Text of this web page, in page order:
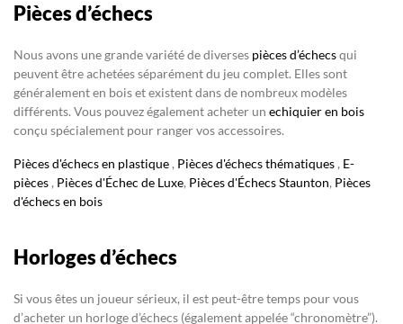
Pièces d’échecs
Nous avons une grande variété de diverses pièces d’échecsqui
peuvent être achetées séparément du jeu complet. Elles sont
généralement en bois et existent dans de nombreux modèles
différents. Vous pouvez également acheter un echiquier en bois
conçu spécialement pour ranger vos accessoires.
Pièces d'échecs en plastique , Pièces d'échecs thématiques , E-
pièces , Pièces d'Échec de Luxe, Pièces d'Échecs Staunton, Pièces
d'échecs en bois
Horloges d’échecs
Si vous êtes un joueur sérieux, il est peut-être temps pour vous
d’acheter un horloge d’échecs (également appelée “chronomètre”).